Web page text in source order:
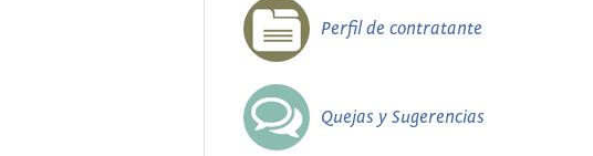
Perfil de contratante
Quejas y Sugerencias